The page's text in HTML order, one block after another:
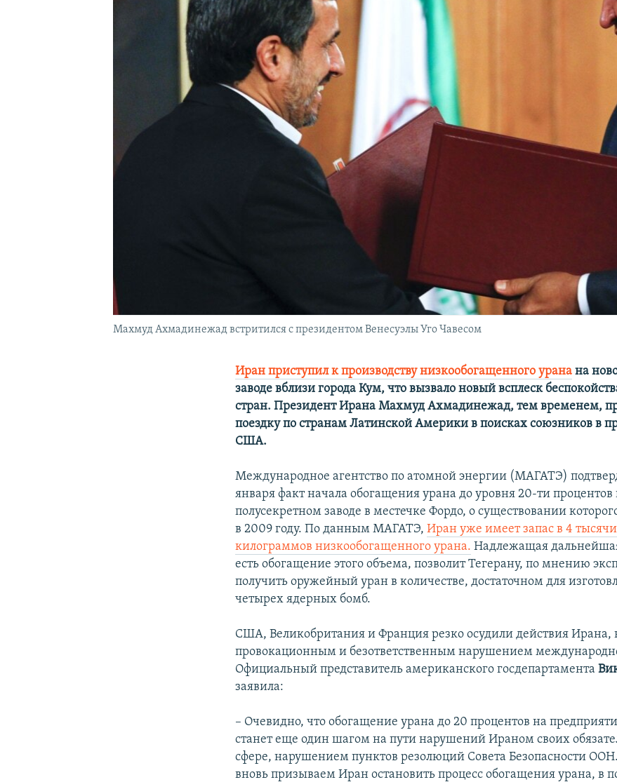
Махмуд Ахмадинежад встритился с президентом Венесуэлы Уго Чавесом
Иран приступил к производству низкообогащенного урана на
заводе вблизи города Кум, что вызвало новый всплеск
стран. Президент Ирана Махмуд Ахмадинежад, тем временем,
поездку по странам Латинской Америки в поисках союзников в
США.
Международное агентство по атомной энергии (МАГАТЭ)
января факт начала обогащения урана до уровня 20-ти
полусекретном заводе в местечке Фордо, о существовании
в 2009 году. По данным МАГАТЭ,Иран уже имеет запас в 4
килограммов низкообогащенного урана. Надлежащая
есть обогащение этого объема, позволит Тегерану, по мнению
получить оружейный уран в количестве, достаточном для
четырех ядерных бомб.
США, Великобритания и Франция резко осудили действия Ирана,
провокационным и безответственным нарушением
Официальный представитель американского госдепартамента
заявила:
– Очевидно, что обогащение урана до 20 процентов на
станет еще один шагом на пути нарушений Ираном своих
сфере, нарушением пунктов резолюций Совета Безопасности
вновь призываем Иран остановить процесс обогащения урана, в